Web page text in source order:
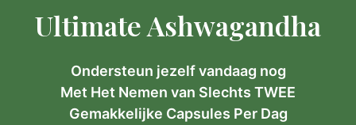
Ultimate Ashwagandha
Ondersteun jezelf vandaag nog
Met Het Nemen van Slechts TWEE
Gemakkelijke Capsules Per Dag
Item toegevoegd aan winkelwagen.
€ 0,00
AFREKENEN